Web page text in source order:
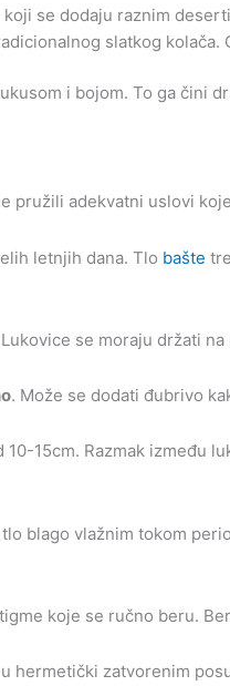
se dodaju raznim
slatkog
i bojom. To ga čini
pružili adekvatni uslovi
letnjih dana. Tlo bašte
se moraju držati
. Može se dodati đubrivo
15cm. Razmak između
blago vlažnim tokom
koje se ručno beru.
hermetički zatvorenim